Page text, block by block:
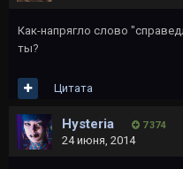
Как-напрягло слово
ты?
Цитата
Hysteria 7 374
24 июня, 2014